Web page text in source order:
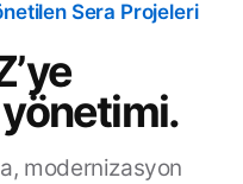
Sera Projeleri
yönetimi.
modernizasyon